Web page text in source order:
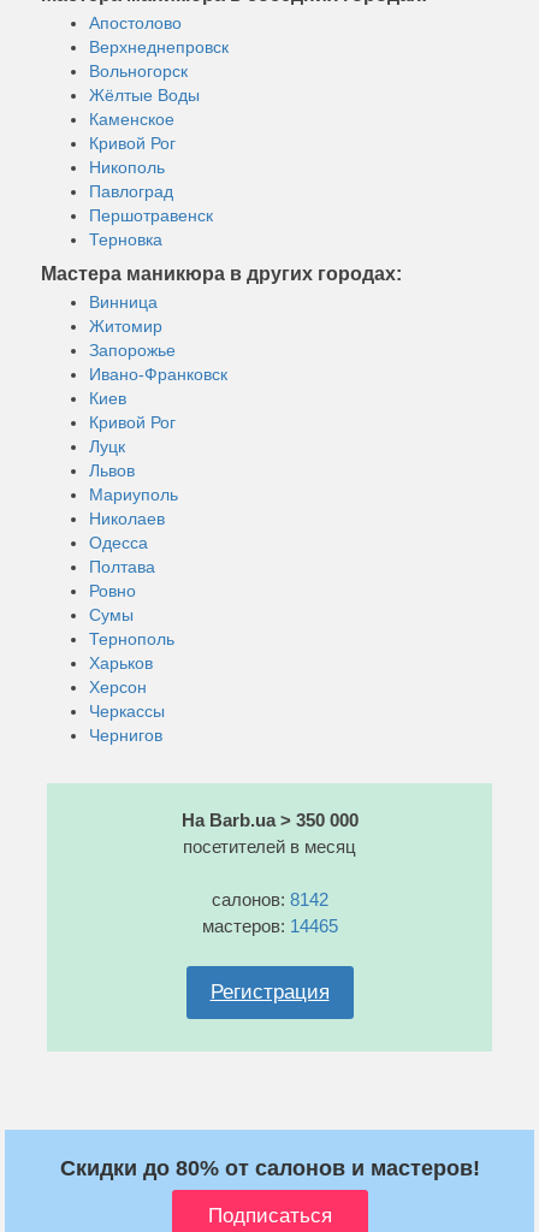
Апостолово
Верхнеднепровск
Вольногорск
Жёлтые Воды
Каменское
Кривой Рог
Никополь
Павлоград
Першотравенск
Терновка
Мастера маникюра в других городах:
Винница
Житомир
Запорожье
Ивано-Франковск
Киев
Кривой Рог
Луцк
Львов
Мариуполь
Николаев
Одесса
Полтава
Ровно
Сумы
Тернополь
Харьков
Херсон
Черкассы
Чернигов
На Barb.ua > 350 000
посетителей в месяц
салонов: 8142
мастеров: 14465
Регистрация
Скидки до 80% от салонов и мастеров!